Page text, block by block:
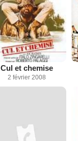
Cul et chemise
2 février 2008